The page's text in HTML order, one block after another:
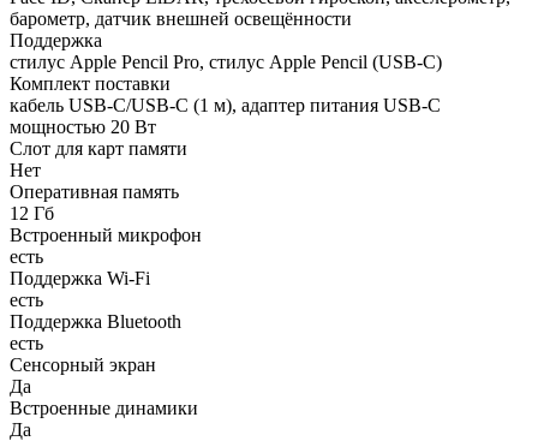
барометр, датчик внешней освещённости
Поддержка
стилус Apple Pencil Pro, стилус Apple Pencil (USB‑C)
Комплект поставки
кабель USB‑C/USB‑C (1 м), адаптер питания USB‑C
мощностью 20 Вт
Слот для карт памяти
Нет
Оперативная память
12 Гб
Встроенный микрофон
есть
Поддержка Wi-Fi
есть
Поддержка Bluetooth
есть
Сенсорный экран
Да
Встроенные динамики
Да